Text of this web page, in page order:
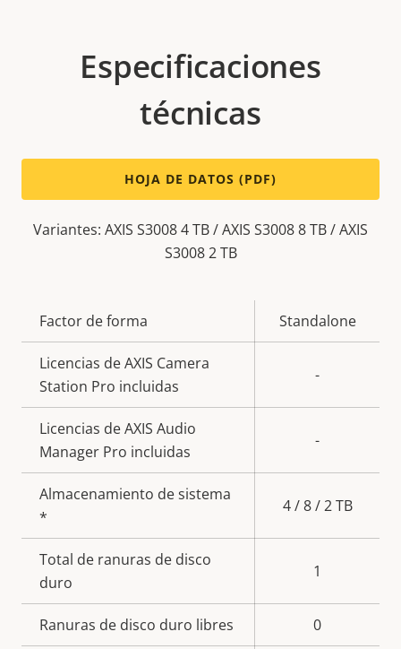
Especificaciones
técnicas
HOJA DE DATOS (PDF)
Variantes: AXIS S3008 4 TB / AXIS S3008 8 TB / AXIS
S3008 2 TB
Descripción
de
propiedad
la
propiedad
Factor de forma Standalone
Licencias de AXIS Camera
Station Pro incluidas
-
Licencias de AXIS Audio
Manager Pro incluidas
-
Almacenamiento de sistema
*
4 / 8 / 2 TB
Total de ranuras de disco
duro
1
Ranuras de disco duro libres 0